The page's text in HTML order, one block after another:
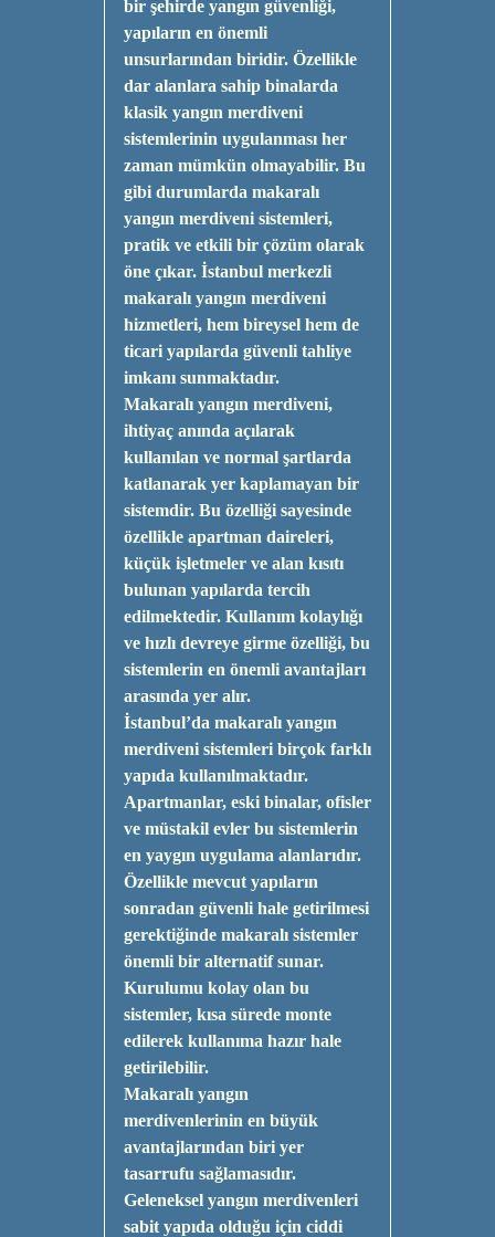
bir şehirde yangın güvenliği,
yapıların en önemli
unsurlarından biridir. Özellikle
dar alanlara sahip binalarda
klasik yangın merdiveni
sistemlerinin uygulanması her
zaman mümkün olmayabilir. Bu
gibi durumlarda makaralı
yangın merdiveni sistemleri,
pratik ve etkili bir çözüm olarak
öne çıkar. İstanbul merkezli
makaralı yangın merdiveni
hizmetleri, hem bireysel hem de
ticari yapılarda güvenli tahliye
imkanı sunmaktadır.
Makaralı yangın merdiveni,
ihtiyaç anında açılarak
kullanılan ve normal şartlarda
katlanarak yer kaplamayan bir
sistemdir. Bu özelliği sayesinde
özellikle apartman daireleri,
küçük işletmeler ve alan kısıtı
bulunan yapılarda tercih
edilmektedir. Kullanım kolaylığı
ve hızlı devreye girme özelliği, bu
sistemlerin en önemli avantajları
arasında yer alır.
İstanbul’da makaralı yangın
merdiveni sistemleri birçok farklı
yapıda kullanılmaktadır.
Apartmanlar, eski binalar, ofisler
ve müstakil evler bu sistemlerin
en yaygın uygulama alanlarıdır.
Özellikle mevcut yapıların
sonradan güvenli hale getirilmesi
gerektiğinde makaralı sistemler
önemli bir alternatif sunar.
Kurulumu kolay olan bu
sistemler, kısa sürede monte
edilerek kullanıma hazır hale
getirilebilir.
Makaralı yangın
merdivenlerinin en büyük
avantajlarından biri yer
tasarrufu sağlamasıdır.
Geleneksel yangın merdivenleri
sabit yapıda olduğu için ciddi